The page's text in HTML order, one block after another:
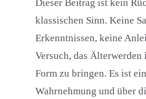
Dieser Beitrag ist kein
klassischen Sinn. Keine
Erkenntnissen, keine
Versuch, das Älterwerden
Form zu bringen. Es ist
Wahrnehmung und über